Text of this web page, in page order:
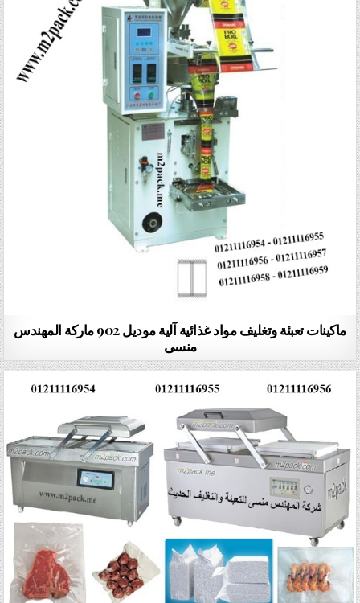
ماكينات تعبئة وتغليف مواد غذائية آلية موديل 902 ماركة المهندس
منسى